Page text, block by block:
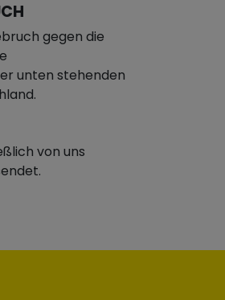
gegen die
unten stehenden
von uns